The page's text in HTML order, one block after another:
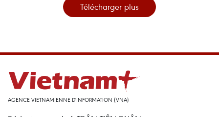
Télécharger plus
AGENCE VIETNAMIENNE D'INFORMATION (VNA)